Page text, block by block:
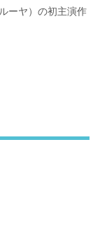
ーヤ）の初主演作